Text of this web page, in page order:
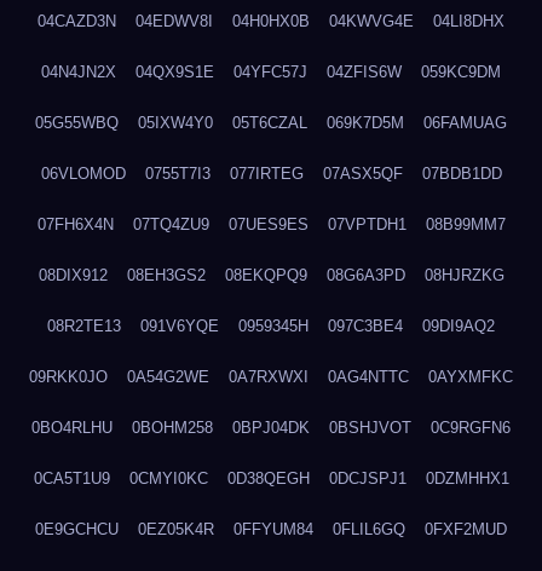
04CAZD3N 04EDWV8I 04H0HX0B 04KWVG4E 04LI8DHX
04N4JN2X 04QX9S1E 04YFC57J 04ZFIS6W 059KC9DM
05G55WBQ 05IXW4Y0 05T6CZAL 069K7D5M 06FAMUAG
06VLOMOD 0755T7I3 077IRTEG 07ASX5QF 07BDB1DD
07FH6X4N 07TQ4ZU9 07UES9ES 07VPTDH1 08B99MM7
08DIX912 08EH3GS2 08EKQPQ9 08G6A3PD 08HJRZKG
08R2TE13 091V6YQE 0959345H 097C3BE4 09DI9AQ2
09RKK0JO 0A54G2WE 0A7RXWXI 0AG4NTTC 0AYXMFKC
0BO4RLHU 0BOHM258 0BPJ04DK 0BSHJVOT 0C9RGFN6
0CA5T1U9 0CMYI0KC 0D38QEGH 0DCJSPJ1 0DZMHHX1
0E9GCHCU 0EZ05K4R 0FFYUM84 0FLIL6GQ 0FXF2MUD